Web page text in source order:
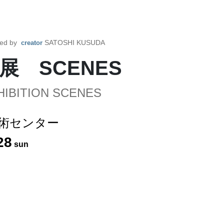
by creator SATOSHI KUSUDA
展 SCENES
SCENES
センター
sun